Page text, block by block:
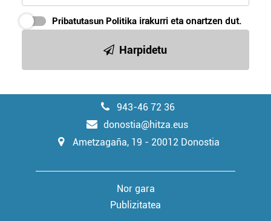
Pribatutasun Politika irakurri eta onartzen dut.
Harpidetu
943-46 72 36
donostia@hitza.eus
Ametzagaña, 19 - 20012 Donostia
Nor gara
Publizitatea